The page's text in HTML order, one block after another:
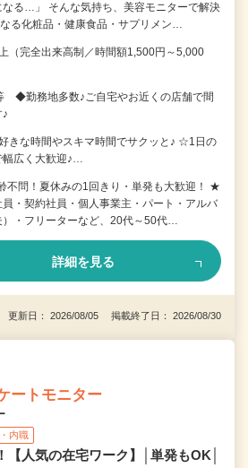
なる…」 そんな気持ち、美容モニターで解決
る化粧品・健康食品・サプリメン…
（完全出来高制／時間額1,500円～5,000
◆勤務地多数♪ご自宅やお近くの店舗で間
きな時間やスキマ時間でサクッと♪ ☆1日の
幅広く大歓迎♪…
不問！夏休みの1回きり・単発も大歓迎！ ★
・契約社員・個人事業主・パート・アルバ
）・フリーターなど、20代～50代…
詳細を見る
更新日： 2026/08/05 掲載終了日： 2026/08/30
ートモニター
内職
【人気の在宅ワーク】│単発もOK│